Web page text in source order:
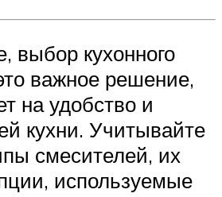
выбор кухонного
важное решение,
на удобство и
кухни. Учитывайте
смесителей, их
используемые